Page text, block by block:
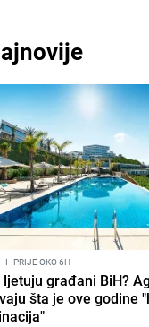
I PRIJE OKO 6H
ljetuju građani BiH?
šta je ove godine